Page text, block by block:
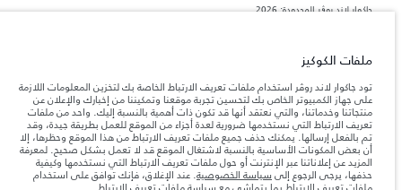
جاكوار لاند روڨر المحدودة: 2026
تعكس الأوزان المذكورة مواصفات السيارة القياسية. سوف تؤثر الإكسسوارات وغيرها من
العناصر المثبتة بعد نقطة التصنيع في الحمولة. تأكد من عدم تجاوز الوزن الإجمالي للسيارة
والحمولة.
المعلومات والمواصفات والأسعار والألوان المذكورة على هذا الموقع قد تختلف من بلد إلى
آخر، كما أنّها قد تتغير بدون إشعار مسبق. الرجاء التواصل مع وكيلنا المحلي للتأكد من توفّرها
والتحقق من الأسعار.
ملاحظة مهمة حول الصور والمواصفات. إن النقص العالمي في أشباه الموصلات يؤثر حاليًا
في مواصفات تصميم السيارات وتوفر الخيارات وتوقيتات التصاميم. هذا ظرف ديناميكي
ملفات الكوكيز
تود جاكوار لاند روڤر استخدام ملفات تعريف الارتباط الخاصة بك لتخزين المعلومات اللازمة
على جهاز الكمبيوتر الخاص بك لتحسين تجربة موقعنا وتمكيننا من إخبارك والإعلان عن
منتجاتنا وخدماتنا، والتي نعتقد أنها قد تكون ذات أهمية بالنسبة إليك. واحد من ملفات
تعريف الارتباط التي نستخدمها ضرورية لعدة أجزاء من الموقع للعمل بطريقة جيدة، وقد
تم بالفعل إرسالها. يمكنك حذف جميع ملفات تعريف الارتباط من هذا الموقع وحظرها، إلا
أن بعض المكونات الأساسية بالنسبة لاشتغال الموقع قد لا تعمل بشكل صحيح. لمعرفة
المزيد عن إعلاناتنا عبر الإنترنت أو حول ملفات تعريف الارتباط التي نستخدمها وكيفية
حذفها، يرجى الرجوع إلى سياسة الخصوصية. عند الإغلاق، فإنك توافق على استخدام